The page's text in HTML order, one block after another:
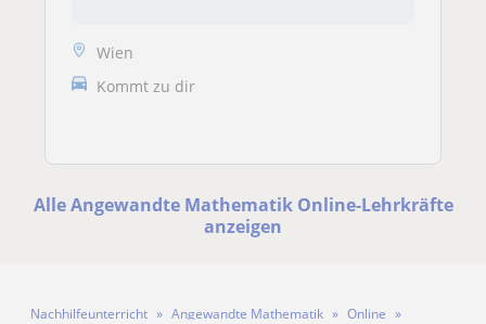
Wien
Kommt zu dir
Alle Angewandte Mathematik Online-Lehrkräfte
anzeigen
Nachhilfeunterricht Angewandte Mathematik
Online